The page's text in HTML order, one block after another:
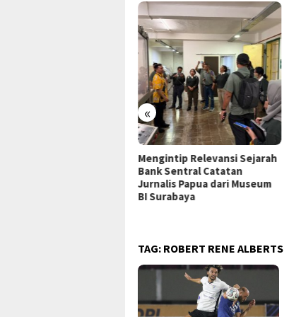
«
Mengintip Relevansi Sejarah
Bank Sentral Catatan
Jurnalis Papua dari Museum
BI Surabaya
TAG: ROBERT RENE ALBERTS